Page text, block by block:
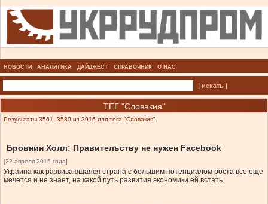
НОВОСТИ АНАЛИТИКА ДАЙДЖЕСТ СПРАВОЧНИК О НАС
| искать |
ТЕГ "Словакия"
Результаты 3561–3580 из 3915 для тега "Словакия".
Бровнин Холл: Правительству не нужен Facebook
[22 апреля 2015 года]
Украина как развивающаяся страна с большим потенциалом роста все еще
мечется и не знает, на какой путь развития экономики ей встать.